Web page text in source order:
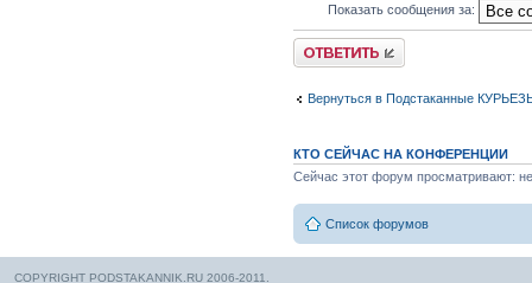
Показать сообщения за:
Вернуться в Подстаканные
КТО СЕЙЧАС НА КОНФЕРЕНЦИИ
Сейчас этот форум просматривают:
Список форумов
COPYRIGHT PODSTAKANNIK.RU 2006-2011.